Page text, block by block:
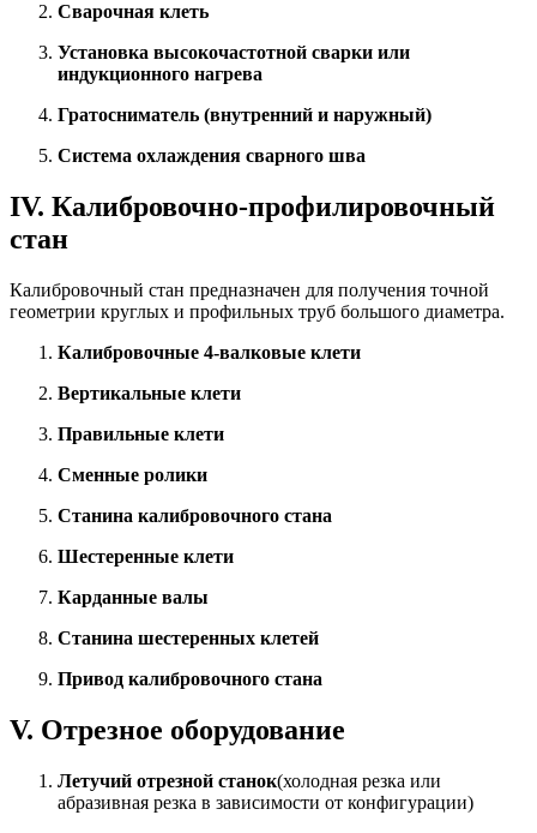
Сварочная клеть
Установка высокочастотной сварки или
индукционного нагрева
Гратосниматель (внутренний и наружный)
Система охлаждения сварного шва
IV. Калибровочно-профилировочный
стан
Калибровочный стан предназначен для получения точной
геометрии круглых и профильных труб большого диаметра.
Калибровочные 4-валковые клети
Вертикальные клети
Правильные клети
Сменные ролики
Станина калибровочного стана
Шестеренные клети
Карданные валы
Станина шестеренных клетей
Привод калибровочного стана
V. Отрезное оборудование
Летучий отрезной станок(холодная резка или
абразивная резка в зависимости от конфигурации)